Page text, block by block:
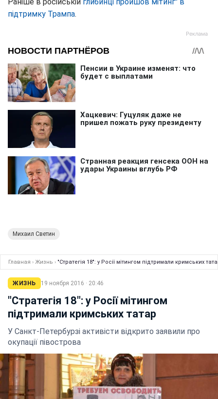
підтримку Трампа.
Михаил Светин
Главная › Жизнь › "Стратегія 18": у Росії мітингом підтримали кримських
ЖИЗНЬ 19 ноября 2016 · 20:46
"Стратегія 18": у Росії мітингом
підтримали кримських татар
У Санкт-Петербурзі активісти відкрито заявили про
окупації півострова